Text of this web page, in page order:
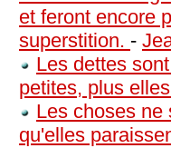
et feront encore
superstition. -
Les dettes
petites, plus
Les choses ne
qu'elles